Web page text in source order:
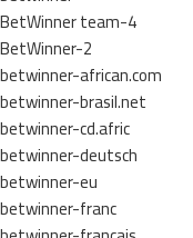
BetWinner team-4
BetWinner-2
betwinner-african.com
betwinner-brasil.net
betwinner-cd.afric
betwinner-deutsch
betwinner-eu
betwinner-franc